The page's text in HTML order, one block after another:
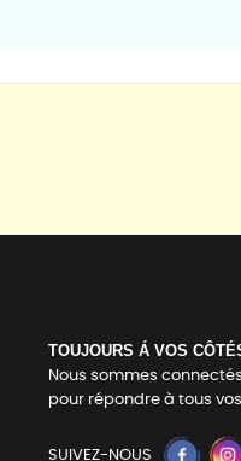
TOUJOURS Á VOS
Nous sommes connectés
pour répondre à tous
SUIVEZ-NOUS